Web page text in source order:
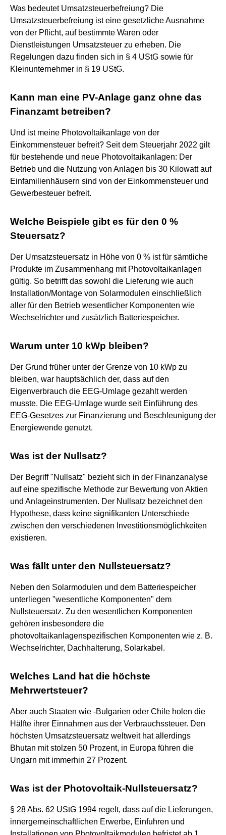
Was bedeutet Umsatzsteuerbefreiung? Die
Umsatzsteuerbefreiung ist eine gesetzliche Ausnahme
von der Pflicht, auf bestimmte Waren oder
Dienstleistungen Umsatzsteuer zu erheben. Die
Regelungen dazu finden sich in § 4 UStG sowie für
Kleinunternehmer in § 19 UStG.
Kann man eine PV-Anlage ganz ohne das
Finanzamt betreiben?
Und ist meine Photovoltaikanlage von der
Einkommensteuer befreit? Seit dem Steuerjahr 2022 gilt
für bestehende und neue Photovoltaikanlagen: Der
Betrieb und die Nutzung von Anlagen bis 30 Kilowatt auf
Einfamilienhäusern sind von der Einkommensteuer und
Gewerbesteuer befreit.
Welche Beispiele gibt es für den 0 %
Steuersatz?
Der Umsatzsteuersatz in Höhe von 0 % ist für sämtliche
Produkte im Zusammenhang mit Photovoltaikanlagen
gültig. So betrifft das sowohl die Lieferung wie auch
Installation/Montage von Solarmodulen einschließlich
aller für den Betrieb wesentlicher Komponenten wie
Wechselrichter und zusätzlich Batteriespeicher.
Warum unter 10 kWp bleiben?
Der Grund früher unter der Grenze von 10 kWp zu
bleiben, war hauptsächlich der, dass auf den
Eigenverbrauch die EEG-Umlage gezahlt werden
musste. Die EEG-Umlage wurde seit Einführung des
EEG-Gesetzes zur Finanzierung und Beschleunigung der
Energiewende genutzt.
Was ist der Nullsatz?
Der Begriff "Nullsatz" bezieht sich in der Finanzanalyse
auf eine spezifische Methode zur Bewertung von Aktien
und Anlageinstrumenten. Der Nullsatz bezeichnet den
Hypothese, dass keine signifikanten Unterschiede
zwischen den verschiedenen Investitionsmöglichkeiten
existieren.
Was fällt unter den Nullsteuersatz?
Neben den Solarmodulen und dem Batteriespeicher
unterliegen "wesentliche Komponenten" dem
Nullsteuersatz. Zu den wesentlichen Komponenten
gehören insbesondere die
photovoltaikanlagenspezifischen Komponenten wie z. B.
Wechselrichter, Dachhalterung, Solarkabel.
Welches Land hat die höchste
Mehrwertsteuer?
Aber auch Staaten wie -Bulgarien oder Chile holen die
Hälfte ihrer Einnahmen aus der Verbrauchssteuer. Den
höchsten Umsatzsteuersatz weltweit hat allerdings
Bhutan mit stolzen 50 Prozent, in Europa führen die
Ungarn mit immerhin 27 Prozent.
Was ist der Photovoltaik-Nullsteuersatz?
§ 28 Abs. 62 UStG 1994 regelt, dass auf die Lieferungen,
innergemeinschaftlichen Erwerbe, Einfuhren und